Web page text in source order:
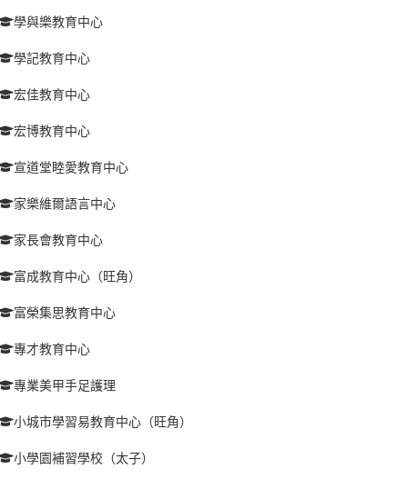
學與樂教育中心
學記教育中心
宏佳教育中心
宏博教育中心
宣道堂睦愛教育中心
家樂維爾語言中心
家長會教育中心
富成教育中心（旺角）
富榮集思教育中心
專才教育中心
專業美甲手足護理
小城市學習易教育中心（旺角）
小學園補習學校（太子）